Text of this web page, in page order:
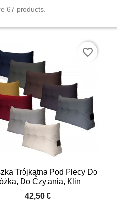
67 products.
Trójkątna Pod Plecy Do
Do Czytania, Klin
42,50 €
Quick view
+6
favorite_border